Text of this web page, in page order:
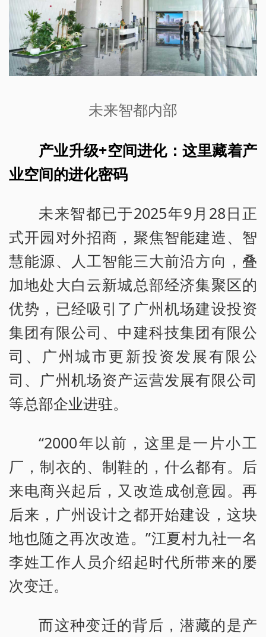
未来智都内部
产业升级+空间进化：这里藏着产
业空间的进化密码
未来智都已于2025年9月28日正
式开园对外招商，聚焦智能建造、智
慧能源、人工智能三大前沿方向，叠
加地处大白云新城总部经济集聚区的
优势，已经吸引了广州机场建设投资
集团有限公司、中建科技集团有限公
司、广州城市更新投资发展有限公
司、广州机场资产运营发展有限公司
等总部企业进驻。
“2000年以前，这里是一片小工
厂，制衣的、制鞋的，什么都有。后
来电商兴起后，又改造成创意园。再
后来，广州设计之都开始建设，这块
地也随之再次改造。”江夏村九社一名
李姓工作人员介绍起时代所带来的屡
次变迁。
而这种变迁的背后，潜藏的是产